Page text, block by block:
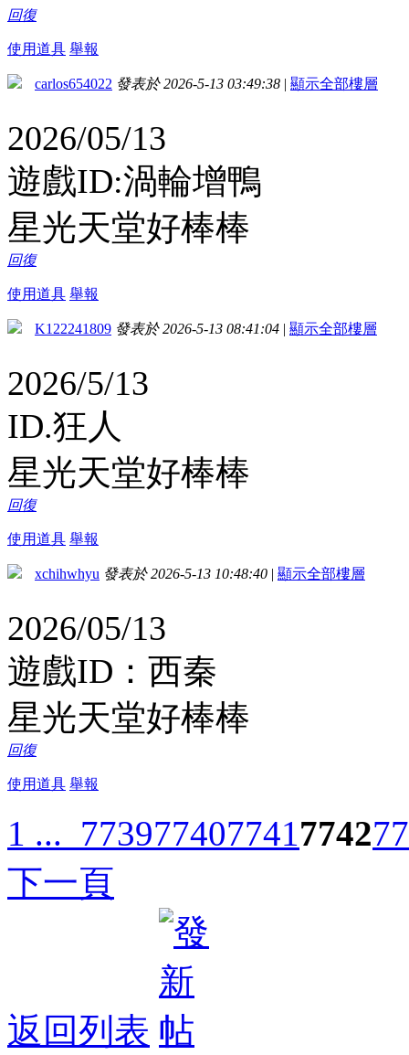
回復
使用道具 舉報
carlos654022 發表於 2026-5-13 03:49:38 | 顯示全部樓層
2026/05/13
遊戲ID:渦輪增鴨
星光天堂好棒棒
回復
使用道具 舉報
K122241809 發表於 2026-5-13 08:41:04 | 顯示全部樓層
2026/5/13
ID.狂人
星光天堂好棒棒
回復
使用道具 舉報
xchihwhyu 發表於 2026-5-13 10:48:40 | 顯示全部樓層
2026/05/13
遊戲ID：西秦
星光天堂好棒棒
回復
使用道具 舉報
1 ... 7739774077417742
下一頁
返回列表